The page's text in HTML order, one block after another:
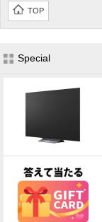
TOP
Special